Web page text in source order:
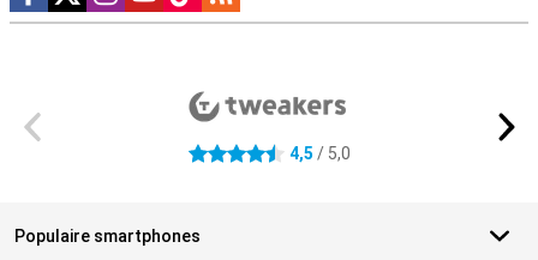
4.5 sterren 4,5 / 5,0
Populaire smartphones